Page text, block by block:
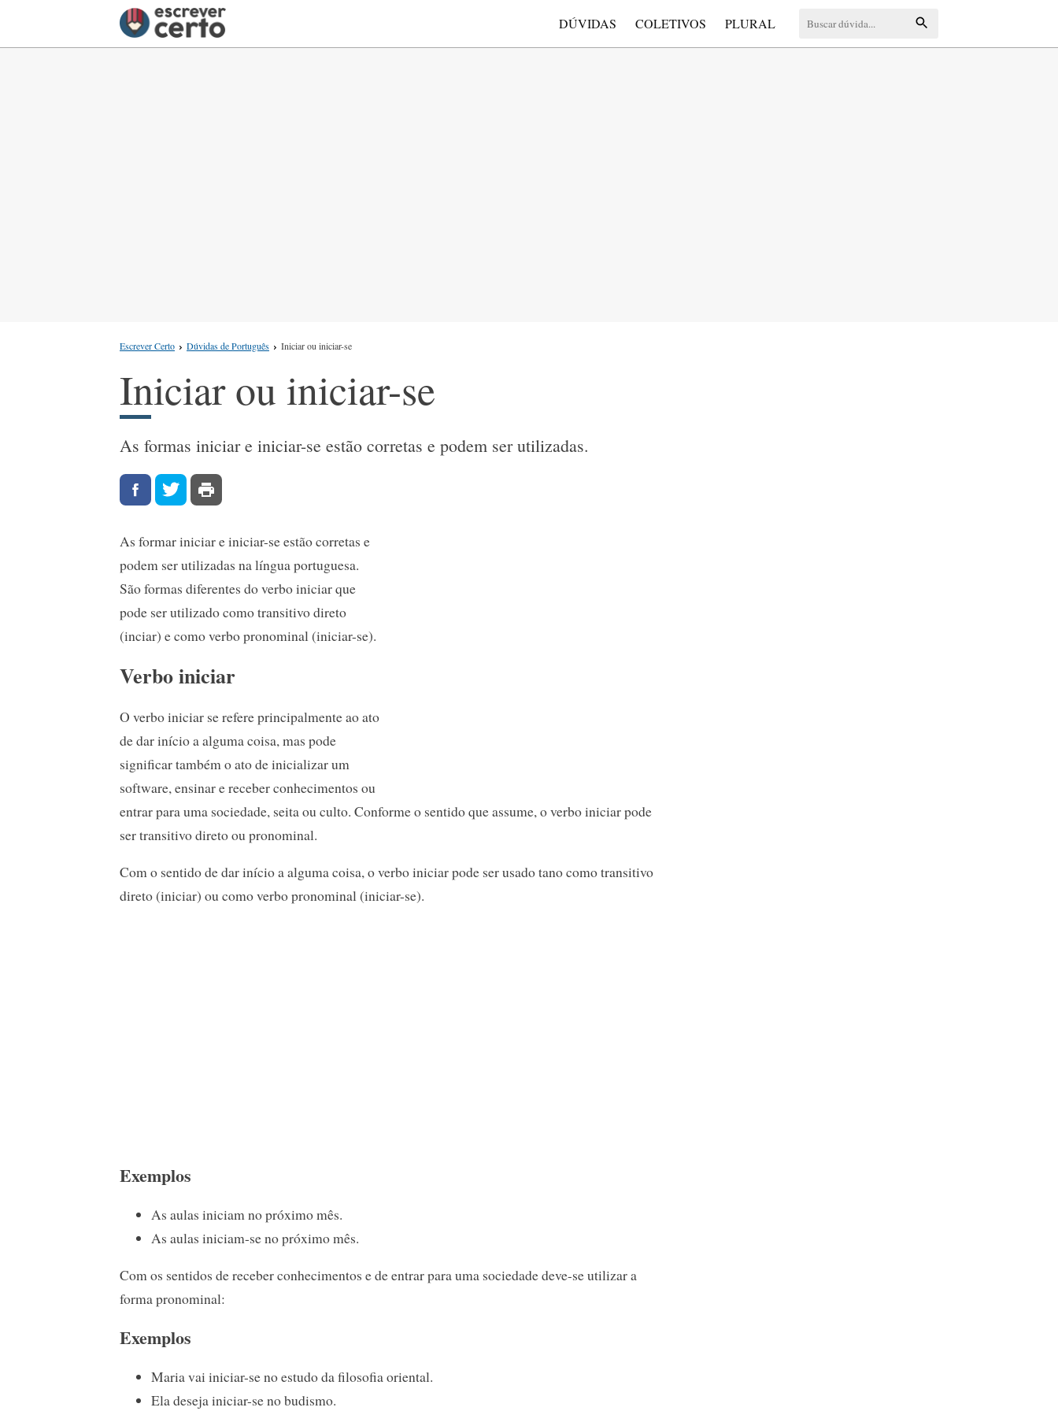
DÚVIDAS COLETIVOS PLURAL
Escrever Certo Dúvidas de Português Iniciar ou iniciar-se
Iniciar ou iniciar-se
As formas iniciar e iniciar-se estão corretas e podem ser utilizadas.
As formar iniciar e iniciar-se estão corretas e
podem ser utilizadas na língua portuguesa.
São formas diferentes do verbo iniciar que
pode ser utilizado como transitivo direto
(inciar) e como verbo pronominal (iniciar-se).
Verbo iniciar
O verbo iniciar se refere principalmente ao ato
de dar início a alguma coisa, mas pode
significar também o ato de inicializar um
software, ensinar e receber conhecimentos ou
entrar para uma sociedade, seita ou culto. Conforme o sentido que assume, o verbo iniciar pode
ser transitivo direto ou pronominal.
Com o sentido de dar início a alguma coisa, o verbo iniciar pode ser usado tano como transitivo
direto (iniciar) ou como verbo pronominal (iniciar-se).
Exemplos
As aulas iniciam no próximo mês.
As aulas iniciam-se no próximo mês.
Com os sentidos de receber conhecimentos e de entrar para uma sociedade deve-se utilizar a
forma pronominal:
Exemplos
Maria vai iniciar-se no estudo da filosofia oriental.
Ela deseja iniciar-se no budismo.